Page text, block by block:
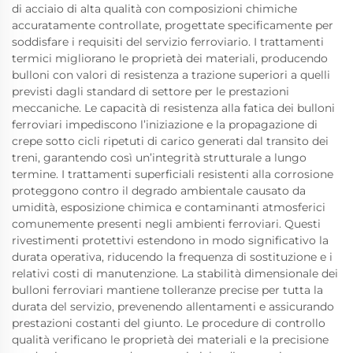
di acciaio di alta qualità con composizioni chimiche
accuratamente controllate, progettate specificamente per
soddisfare i requisiti del servizio ferroviario. I trattamenti
termici migliorano le proprietà dei materiali, producendo
bulloni con valori di resistenza a trazione superiori a quelli
previsti dagli standard di settore per le prestazioni
meccaniche. Le capacità di resistenza alla fatica dei bulloni
ferroviari impediscono l’iniziazione e la propagazione di
crepe sotto cicli ripetuti di carico generati dal transito dei
treni, garantendo così un’integrità strutturale a lungo
termine. I trattamenti superficiali resistenti alla corrosione
proteggono contro il degrado ambientale causato da
umidità, esposizione chimica e contaminanti atmosferici
comunemente presenti negli ambienti ferroviari. Questi
rivestimenti protettivi estendono in modo significativo la
durata operativa, riducendo la frequenza di sostituzione e i
relativi costi di manutenzione. La stabilità dimensionale dei
bulloni ferroviari mantiene tolleranze precise per tutta la
durata del servizio, prevenendo allentamenti e assicurando
prestazioni costanti del giunto. Le procedure di controllo
qualità verificano le proprietà dei materiali e la precisione